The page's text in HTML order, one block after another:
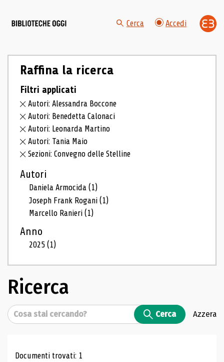
Cerca Accedi
Raffina la ricerca
Filtri applicati
Autori: Alessandra Boccone
Autori: Benedetta Calonaci
Autori: Leonarda Martino
Autori: Tania Maio
Sezioni: Convegno delle Stelline
Autori
Daniela Armocida(1)
Joseph Frank Rogani(1)
Marcello Ranieri(1)
Anno
2025(1)
Ricerca
Cerca Cerca Azzera
Documenti trovati: 1